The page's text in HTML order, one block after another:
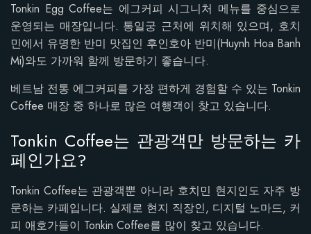
Tonkin Egg Coffee는 에그커피 시그니처 메뉴를 중심으로
운영되는 매장입니다. 통일궁 근처에 위치해 있으며, 호치
민에서 유명한 반미 맛집인 후인호아 반미(Huynh Hoa Banh
Mi)와도 가까워 함께 방문하기 좋습니다.
베트남 전통 에그커피를 가장 편하게 경험할 수 있는 Tonkin
Coffee 매장 중 하나로 많은 여행객이 찾고 있습니다.
Tonkin Coffee는 관광객만 방문하는 카
페인가요?
Tonkin Coffee는 관광객뿐 아니라 호치민 현지인도 자주 방
문하는 카페입니다. 실제로 현지 직장인, 디지털 노마드, 커
피 애호가들이 Tonkin Coffee를 많이 찾고 있습니다.